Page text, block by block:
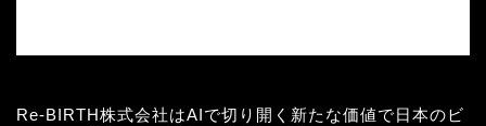
Re-BIRTH株式会社はAIで切り開く新たな価値で日本のビ